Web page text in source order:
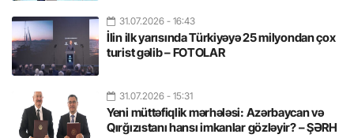
31.07.2026 - 16:43
İlin ilk yarısında Türkiyəyə 25 milyondan çox
turist gəlib – FOTOLAR
31.07.2026 - 15:31
Yeni müttəfiqlik mərhələsi: Azərbaycan və
Qırğızıstanı hansı imkanlar gözləyir? – ŞƏRH